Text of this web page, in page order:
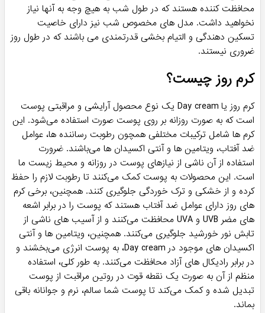
محافظت کننده هستند که در طول شب به هیچ وجه به آنها نیاز
نخواهید داشت. مدل های مخصوص شب نیز دارای خاصیت
تسکین دهندگی و التیام بخشی قدرتمندی می باشند که در طول روز
ضروری نیستند.
کرم روز چیست؟
کرم روز یا Day cream یک نوع محصول آرایشی و مراقبتی پوست
است که به صورت روزانه بر روی پوست صورت استفاده می‌شود. این
کرم ها شامل ترکیبات مختلفی همچون رطوبت رساننده ها، عوامل
ضد آفتاب، ویتامین ها و آنتی اکسیدان ها می‌باشند. ضرورت
استفاده از آن ناشی از نیازهای پوست در روزانه و محیط زیست ما
است. این محصولات به پوست کمک می‌کنند تا رطوبت لازم را حفظ
کرده و از خشکی و ترک خوردگی جلوگیری کنند. همچنین، برخی کرم
های روز دارای عوامل ضد آفتاب هستند که پوست را در برابر اشعه
های مضر UVB و UVA محافظت می‌کنند و از آسیب های ناشی از
تابش نور خورشید جلوگیری می‌کنند. همچنین، ویتامین ها و آنتی
اکسیدان های موجود در Day cream، به پوست انرژی می‌بخشند و
در برابر رادیکال های آزاد محافظت می‌کنند. به طور کلی، استفاده
منظم از آن به صورت یک نقطه قوت در روتین مراقبت از پوست
تبدیل شده و کمک می‌کند تا پوست شما سالم، نرم و جوانانه باقی
بماند.